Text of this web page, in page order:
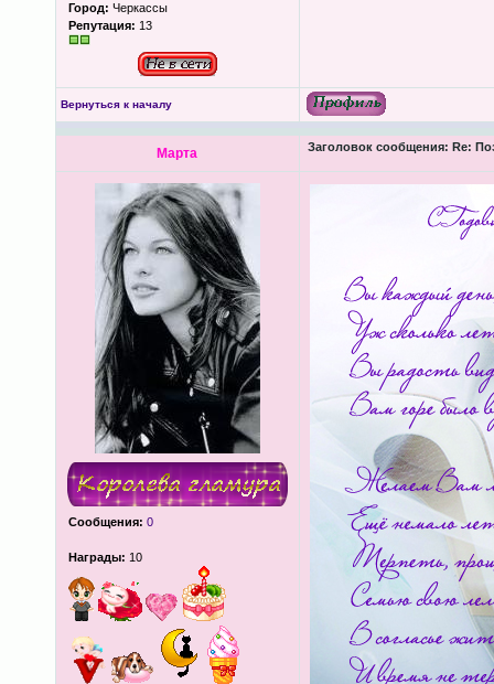
Город: Черкассы
Репутация: 13
Вернуться к началу
Марта Заголовок сообщения: Re:
Сообщения: 0
Награды: 10